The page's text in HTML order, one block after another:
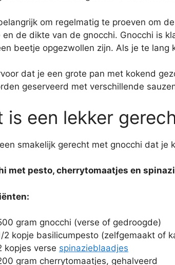
om regelmatig te proeven om
en de dikte van de gnocchi. Gnocchi is
beetje opgezwollen zijn. Als je te lang
dat je een grote pan met kokend
geserveerd met verschillende
is een lekker
smakelijk gerecht met gnocchi dat je
met pesto, cherrytomaatjes en
gram gnocchi (verse of gedroogde)
2 kopje basilicumpesto (zelfgemaakt of
kopjes verse spinazieblaadjes
gram cherrytomaatjes, gehalveerd